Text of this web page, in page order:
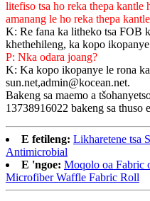
litefiso tsa ho reka thepa kantle
amanang le ho reka thepa
K: Re fana ka litheko tsa FOB
khethehileng, ka kopo
P: Nka odara joang?
K: Ka kopo ikopanye le rona
sun.net,admin@kocean.net.
Bakeng sa maemo a
13738916022 bakeng sa thuso
E fetileng: Likharetene tsa
Antimicrobial
E 'ngoe: Moqolo oa Fabric
Microfiber Waffle Fabric Roll